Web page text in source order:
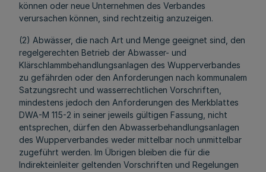
können oder neue Unternehmen des Verbandes
verursachen können, sind rechtzeitig anzuzeigen.
(2) Abwässer, die nach Art und Menge geeignet sind, den
regelgerechten Betrieb der Abwasser- und
Klärschlammbehandlungsanlagen des Wupperverbandes
zu gefährden oder den Anforderungen nach kommunalem
Satzungsrecht und wasserrechtlichen Vorschriften,
mindestens jedoch den Anforderungen des Merkblattes
DWA-M 115-2 in seiner jeweils gültigen Fassung, nicht
entsprechen, dürfen den Abwasserbehandlungsanlagen
des Wupperverbandes weder mittelbar noch unmittelbar
zugeführt werden. Im Übrigen bleiben die für die
Indirekteinleiter geltenden Vorschriften und Regelungen